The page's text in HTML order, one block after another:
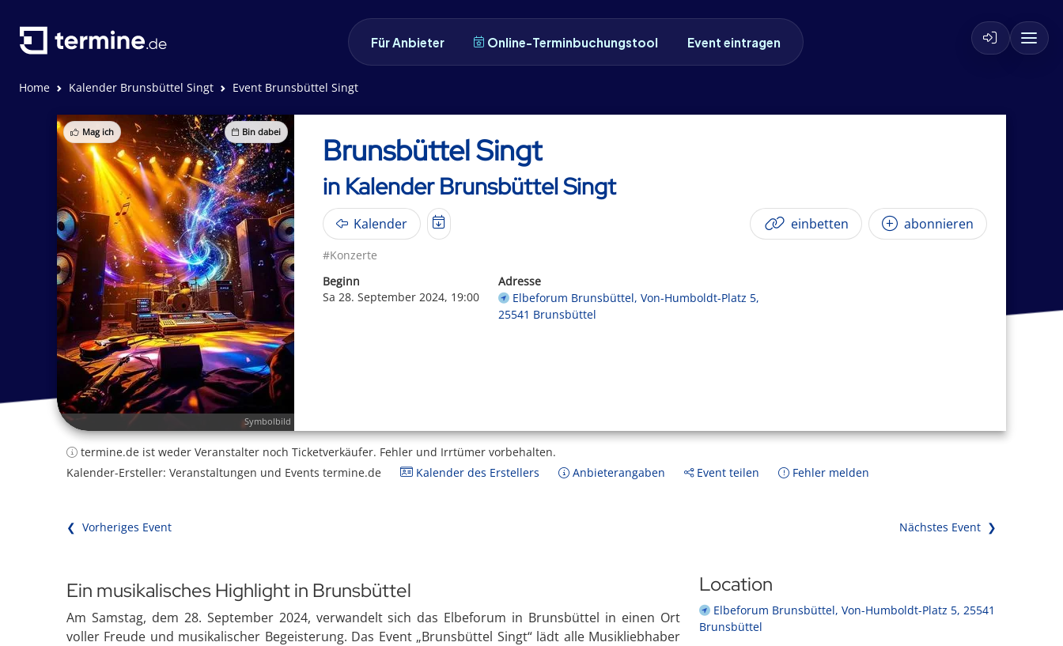
Für Anbieter Online-Terminbuchungstool Event eintragen
Home Kalender Brunsbüttel Singt Event Brunsbüttel Singt
Mag ich Bin dabei
Symbolbild
Brunsbüttel Singt
in Kalender Brunsbüttel Singt
Kalender einbetten abonnieren
#Konzerte
Beginn
Sa 28. September 2024, 19:00
Adresse
Elbeforum Brunsbüttel, Von-Humboldt-Platz 5,
25541 Brunsbüttel
termine.de ist weder Veranstalter noch Ticketverkäufer. Fehler und Irrtümer vorbehalten.
Kalender-Ersteller: Veranstaltungen und Events termine.de
Kalender des Erstellers Anbieterangaben Event teilen Fehler melden
❮ Vorheriges Event Nächstes Event ❯
Ein musikalisches Highlight in Brunsbüttel
Am Samstag, dem 28. September 2024, verwandelt sich das Elbeforum in Brunsbüttel in einen Ort
voller Freude und musikalischer Begeisterung. Das Event „Brunsbüttel Singt“ lädt alle Musikliebhaber
Location
Elbeforum Brunsbüttel, Von-Humboldt-Platz 5, 25541
Brunsbüttel